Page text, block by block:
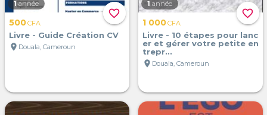
favorite_border
1 année
500CFA
Livre - Guide Création CV
location_on Douala, Cameroun
favorite_border
1 année
1 000CFA
Livre - 10 étapes pour lanc
er et gérer votre petite en
trepr...
location_on Douala, Cameroun